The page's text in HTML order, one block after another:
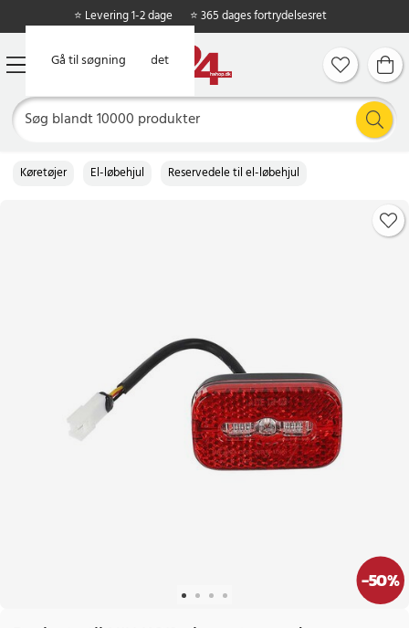
Gå til hovedindholdet
Gå til søgning
⭐ Levering 1-2 dage ⭐ 365 dages fortrydelsesret
Køretøjer El-løbehjul Reservedele til el-løbehjul
-50%